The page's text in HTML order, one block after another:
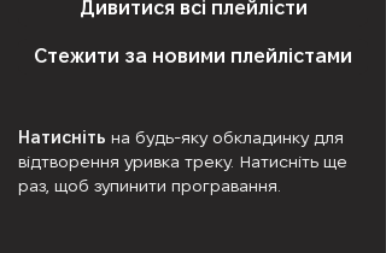
Дивитися всі плейлісти
Стежити за новими плейлістами
Натисніть на будь-яку обкладинку для
відтворення уривка треку. Натисніть ще
раз, щоб зупинити програвання.